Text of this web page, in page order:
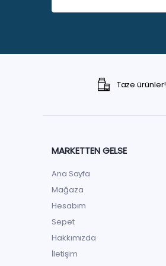
Taze ürünler!
MARKETTEN GELSE
Ana Sayfa
Mağaza
Hesabım
Sepet
Hakkımızda
İletişim